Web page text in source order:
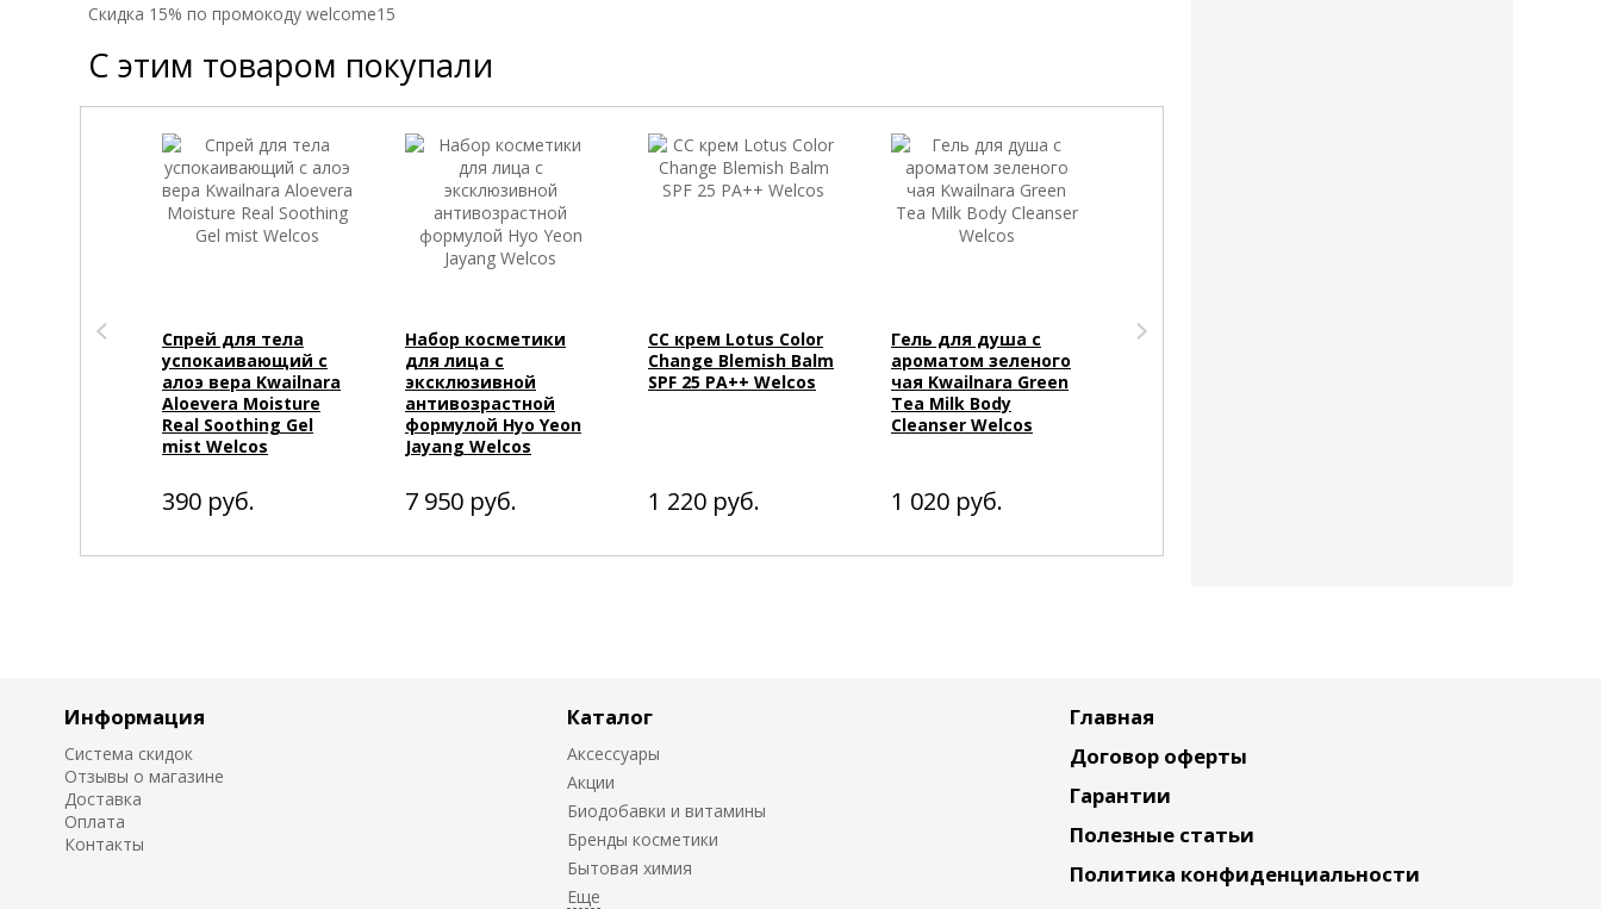
Cкидка 15% по промокоду welcome15
С этим товаром покупали
Спрей для тела
успокаивающий с
алоэ вера Kwailnara
Aloevera Moisture
Real Soothing Gel
mist Welcos
390 руб.
Набор косметики
для лица с
эксклюзивной
антивозрастной
формулой Hyo Yeon
Jayang Welcos
7 950 руб.
СС крем Lotus Color
Change Blemish Balm
SPF 25 PA++ Welcos
1 220 руб.
Гель для душа с
ароматом зеленого
чая Kwailnara Green
Tea Milk Body
Cleanser Welcos
1 020 руб.
Шампунь для волос
Информация
Система скидок
Отзывы о магазине
Доставка
Оплата
Контакты
Каталог
Аксессуары
Акции
Биодобавки и витамины
Бренды косметики
Бытовая химия
Главная
Договор оферты
Гарантии
Полезные статьи
Политика конфиденциальности